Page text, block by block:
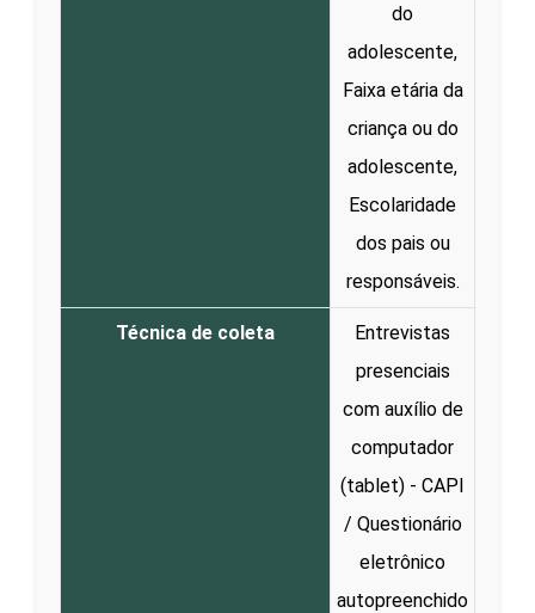
do
adolescente,
Faixa etária da
criança ou do
adolescente,
Escolaridade
dos pais ou
responsáveis.
Técnica de coleta
Entrevistas
presenciais
com auxílio de
computador
(tablet) - CAPI
/ Questionário
eletrônico
autopreenchido